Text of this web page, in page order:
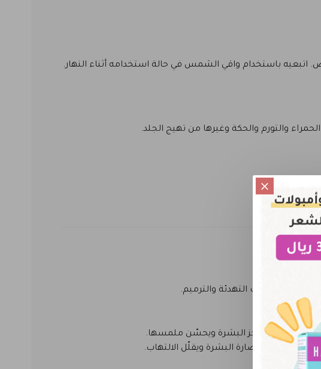
باستخدام واقي الشمس في حالة استخدامه أثناء النهار.
والتورم والحكة وغيرها من تهيج الجلد.
أقصى درجات التهدئة والترميم.
كما يقوّي حاجز البشرة ويحسّن ملمسها.
في تجديد نضارة البشرة ويقلّل الالتهاب.
المبكرة.